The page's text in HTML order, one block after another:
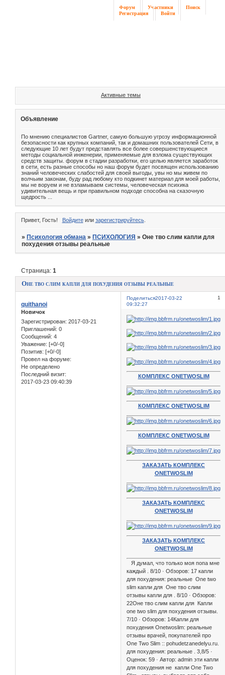
Форум Участники
Поиск
Регистрация
Войти
Активные темы
Объявление
По мнению специалистов Gartner, самую большую угрозу информационной
безопасности как крупных компаний, так и домашних пользователей Сети, в
следующие 10 лет будут представлять все более совершенствующиеся
методы социальной инженерии, применяемые для взлома существующих
средств защиты. форум в стадии разработки, его целью является заработок
в сети, есть разные способы но наш форум будет посвящен использованию
знаний человеческих слабостей для своей выгоды, увы но мы живем по
волчьим законам, буду рад любому кто подкинет материал для моей работы,
мы не воруем и не взламываем системы, человеческая психика
удивительная вещь и при правильном подходе способна на сказочную
щедрость ...
Привет, Гость! Войдитеили зарегистрируйтесь.
» Психология обмана » ПСИХОЛОГИЯ »Оне тво слим капли для
похудения отзывы реальные
Оне тво слим капли для похудения отзывы реальные
Страница:1
Поделиться 1
2017-03-22
09:32:27
quithanoi
Новичок
Зарегистрирован: 2017-03-21
Приглашений: 0
Сообщений: 4
Уважение: [+0/-0]
Позитив: [+0/-0]
Провел на форуме:
Не определено
Последний визит:
2017-03-23 09:40:39
КОМПЛЕКС ONETWOSLIM
КОМПЛЕКС ONETWOSLIM
КОМПЛЕКС ONETWOSLIM
ЗАКАЗАТЬ КОМПЛЕКС
ONETWOSLIM
ЗАКАЗАТЬ КОМПЛЕКС
ONETWOSLIM
ЗАКАЗАТЬ КОМПЛЕКС
ONETWOSLIM
Я думал, что только моя попа мне
каждый . 8/10 · Обзоров: 17 капли
для похудения: реальные One two
slim капли для Оне тво слим
отзывы капли для . 8/10 · Обзоров:
22Оне тво слим капли для Капли
one two slim для похудения отзывы.
7/10 · Обзоров: 14Капли для
похудения Onetwoslim: реальные
отзывы врачей, покупателей про
One Two Slim :: pohudetzanedelyu.ru.
для похудения: реальные . 3,8/5 ·
Оценок: 59 · Автор: admin эти капли
для похудения не капли One Two